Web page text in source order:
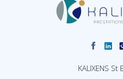
KALIXENS St